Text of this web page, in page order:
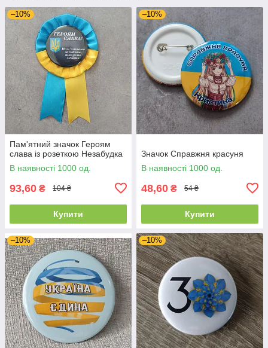
–10%
Пам'ятний значок Героям
слава із розеткою Незабудка
В наявності 1000 од.
93,60 ₴ 104 ₴
Купити
–10%
Значок Справжня красуня
В наявності 1000 од.
48,60 ₴ 54 ₴
Купити
–10% –10%